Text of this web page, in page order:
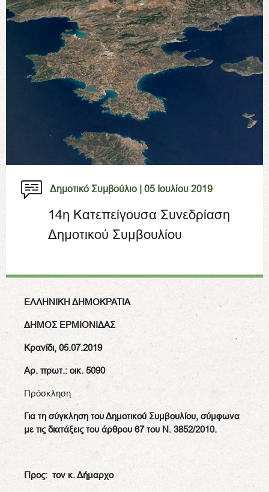
Δημοτικό Συμβούλιο | 05 Ιουλίου 2019
14η Κατεπείγουσα Συνεδρίαση
Δημοτικού Συμβουλίου
ΕΛΛΗΝΙΚΗ ΔΗΜΟΚΡΑΤΙΑ
ΔΗΜΟΣ ΕΡΜΙΟΝΙΔΑΣ
Κρανίδι, 05.07.2019
Αρ. πρωτ.: οικ. 5090
Πρόσκληση
Για τη σύγκληση του Δημοτικού Συμβουλίου, σύμφωνα
με τις διατάξεις του άρθρου 67 του Ν. 3852/2010.
Προς: τον κ. Δήμαρχο